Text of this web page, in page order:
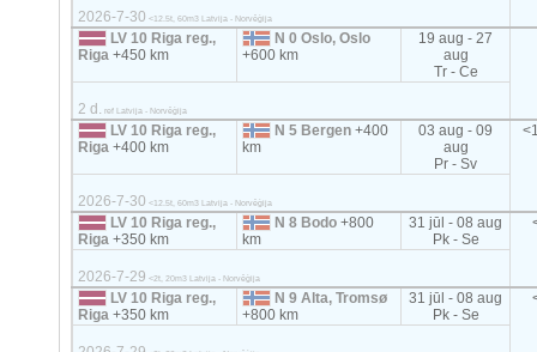
2026-7-30 <12.5t, 60m3 Latvija - Norvēģija
LV 10 Riga reg.,
Riga+450 km
N 0 Oslo, Oslo
+600 km
19 aug - 27
aug
Tr - Ce
2 d. ref Latvija - Norvēģija
LV 10 Riga reg.,
Riga+400 km
N 5 Bergen+400
km
03 aug - 09
aug
Pr - Sv
2026-7-30 <12.5t, 60m3 Latvija - Norvēģija
LV 10 Riga reg.,
Riga+350 km
N 8 Bodo+800
km
31 jūl - 08 aug
Pk - Se
2026-7-29 <2t, 20m3 Latvija - Norvēģija
LV 10 Riga reg.,
Riga+350 km
N 9 Alta, Tromsø
+800 km
31 jūl - 08 aug
Pk - Se